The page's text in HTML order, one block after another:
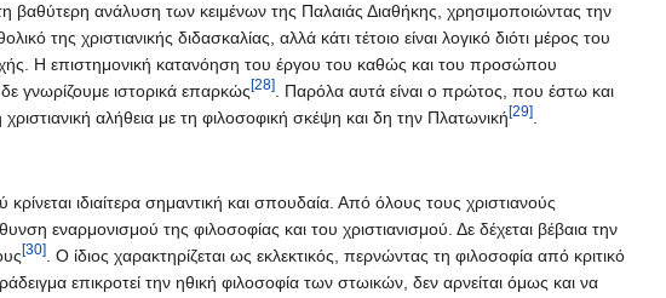
βαθύτερη ανάλυση των κειμένων της Παλαιάς Διαθήκης, χρησιμοποιώντας την
της χριστιανικής διδασκαλίας, αλλά κάτι τέτοιο είναι λογικό διότι μέρος του
Η επιστημονική κατανόηση του έργου του καθώς και του προσώπου
γνωρίζουμε ιστορικά επαρκώς[28]
. Παρόλα αυτά είναι ο πρώτος, που έστω και
αλήθεια με τη φιλοσοφική σκέψη και δη την Πλατωνική[29]
ιδιαίτερα σημαντική και σπουδαία. Από όλους τους χριστιανούς
εναρμονισμού της φιλοσοφίας και του χριστιανισμού. Δε δέχεται βέβαια την
[30]. Ο ίδιος χαρακτηρίζεται ως εκλεκτικός, περνώντας τη φιλοσοφία από κριτικό
επικροτεί την ηθική φιλοσοφία των στωικών, δεν αρνείται όμως και να